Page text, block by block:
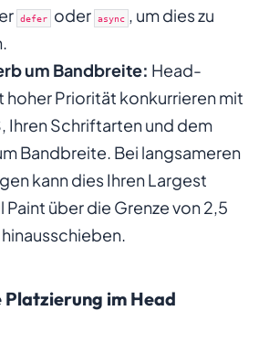
defer oder async , um dies zu
um Bandbreite: Head-
hoher Priorität konkurrieren mit
Ihren Schriftarten und dem
Bandbreite. Bei langsameren
kann dies Ihren Largest
über die Grenze von 2,5
Platzierung im Head